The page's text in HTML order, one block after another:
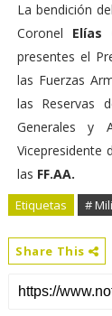
La bendición
Coronel Elías
presentes el
las Fuerzas
las Reservas
Generales y
Vicepresidente
las FF.AA.
Etiquetas #
Share This